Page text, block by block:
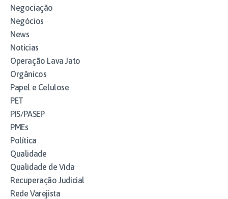
Negociação
Negócios
News
Notícias
Operação Lava Jato
Orgânicos
Papel e Celulose
PET
PIS/PASEP
PMEs
Política
Qualidade
Qualidade de Vida
Recuperação Judicial
Rede Varejista